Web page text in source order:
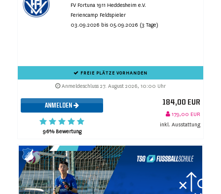
FV Fortuna 1911 Heddesheim e.V.
Feriencamp Feldspieler
03.09.2026 bis 05.09.2026 (3 Tage)
FREIE PLÄTZE VORHANDEN
Anmeldeschluss 27. August 2026, 10:00 Uhr
ANMELDEN
96% Bewertung
184,00 EUR
179,00 EUR
inkl. Ausstattung